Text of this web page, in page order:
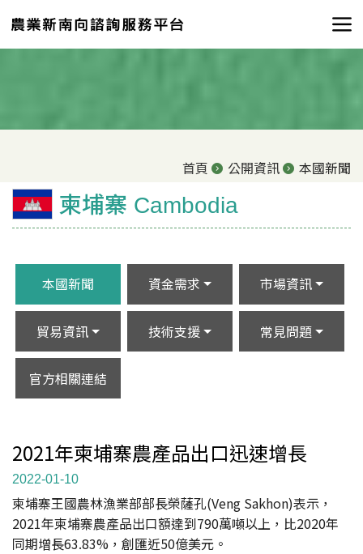
首頁 公開資訊 本國新聞
柬埔寨 Cambodia
本國新聞 資金需求 市場資訊
貿易資訊 技術支援 常見問題
官方相關連結
2021年柬埔寨農產品出口迅速增長
2022-01-10
柬埔寨王國農林漁業部部長榮薩孔(Veng Sakhon)表示，
2021年柬埔寨農產品出口額達到790萬噸以上，比2020年
同期增長63.83%，創匯近50億美元。